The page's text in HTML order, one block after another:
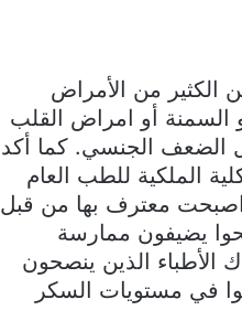
الكثير من الأمراض
أو امراض القلب
الضعف الجنسي. كما أكد
الملكية للطب العام
معترف بها من قبل
يضيفون ممارسة
الأطباء الذين ينصحون
في مستويات السكر